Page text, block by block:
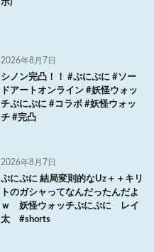
ボ)
2026年8月7日
シノン完凸！！ #ぷにぷに #ソー
ドアートオンライン #妖怪ウォッ
チぷにぷに #コラボ #妖怪ウォッ
チ #完凸
2026年8月7日
ぷにぷに 結局変則的なUz＋＋キリ
トのガシャってなんだったんだよ
ｗ 妖怪ウォッチぷにぷに レイ
太 #shorts